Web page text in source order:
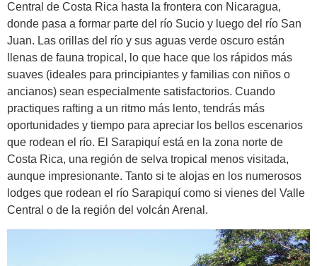
Central de Costa Rica hasta la frontera con Nicaragua,
donde pasa a formar parte del río Sucio y luego del río San
Juan. Las orillas del río y sus aguas verde oscuro están
llenas de fauna tropical, lo que hace que los rápidos más
suaves (ideales para principiantes y familias con niños o
ancianos) sean especialmente satisfactorios. Cuando
practiques rafting a un ritmo más lento, tendrás más
oportunidades y tiempo para apreciar los bellos escenarios
que rodean el río. El Sarapiquí está en la zona norte de
Costa Rica, una región de selva tropical menos visitada,
aunque impresionante. Tanto si te alojas en los numerosos
lodges que rodean el río Sarapiquí como si vienes del Valle
Central o de la región del volcán Arenal.